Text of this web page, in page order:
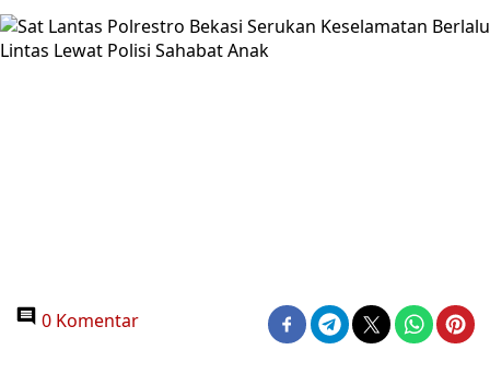
0 Komentar